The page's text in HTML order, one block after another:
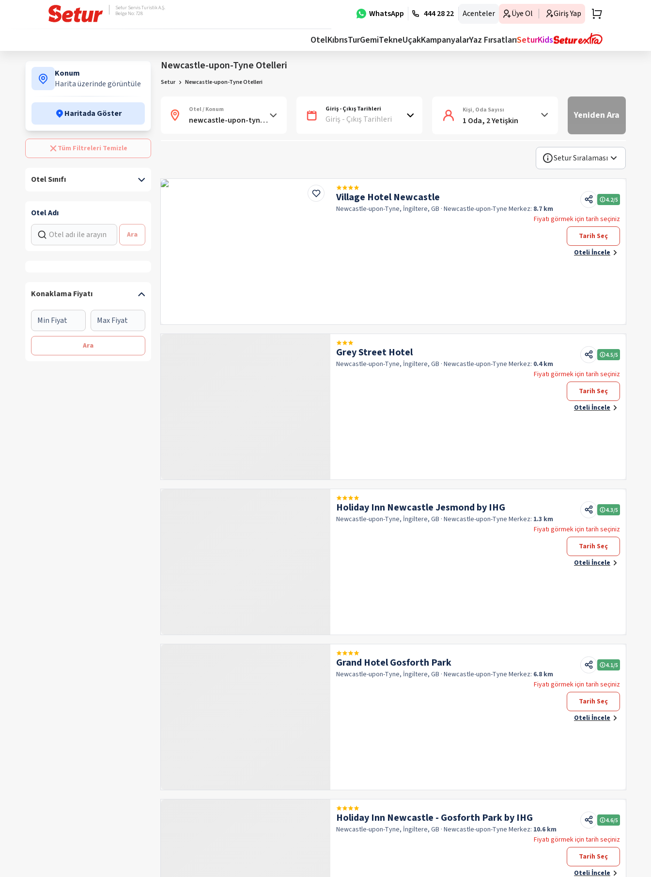
WhatsApp 444 28 22 Acenteler Üye Ol Giriş Yap
Setur Servis Turistik A.Ş.
Belge No: 728
OtelKıbrısTurGemiTekneUçakKampanyalarYaz FırsatlarıSeturKids
Konum
Harita üzerinde görüntüle
Haritada Göster
Tüm Filtreleri Temizle
Otel Sınıfı
Otel Adı
Ara
Konaklama Fiyatı
Ara
Newcastle-upon-Tyne Otelleri
Setur Newcastle-upon-Tyne Otelleri
Otel / Konum Giriş - Çıkış Tarihleri
Giriş - Çıkış Tarihleri
Kişi, Oda Sayısı
1 Oda, 2 Yetişkin Yeniden Ara
Setur Sıralaması
Village Hotel Newcastle
Newcastle-upon-Tyne, İngiltere, GB · Newcastle-upon-Tyne Merkez: 8.7 km
4.2/5
Fiyatı görmek için tarih seçiniz
Tarih Seç
Oteli İncele
Grey Street Hotel
Newcastle-upon-Tyne, İngiltere, GB · Newcastle-upon-Tyne Merkez: 0.4 km
4.5/5
Fiyatı görmek için tarih seçiniz
Tarih Seç
Oteli İncele
Holiday Inn Newcastle Jesmond by IHG
Newcastle-upon-Tyne, İngiltere, GB · Newcastle-upon-Tyne Merkez: 1.3 km
4.3/5
Fiyatı görmek için tarih seçiniz
Tarih Seç
Oteli İncele
Grand Hotel Gosforth Park
Newcastle-upon-Tyne, İngiltere, GB · Newcastle-upon-Tyne Merkez: 6.8 km
4.1/5
Fiyatı görmek için tarih seçiniz
Tarih Seç
Oteli İncele
Holiday Inn Newcastle - Gosforth Park by IHG
Newcastle-upon-Tyne, İngiltere, GB · Newcastle-upon-Tyne Merkez: 10.6 km
4.6/5
Fiyatı görmek için tarih seçiniz
Tarih Seç
Oteli İncele